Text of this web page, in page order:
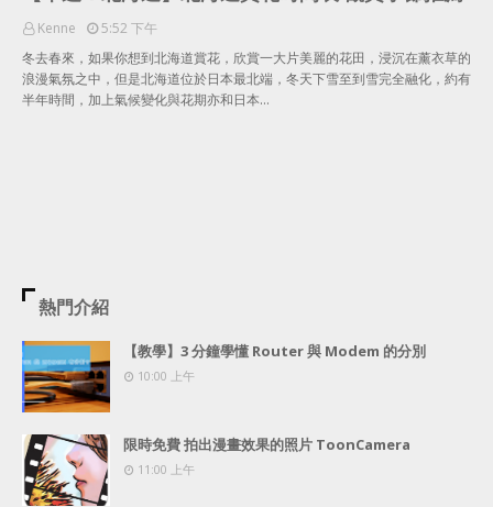
Kenne
5:52 下午
冬去春來，如果你想到北海道賞花，欣賞一大片美麗的花田，浸沉在薰衣草的
浪漫氣氛之中，但是北海道位於日本最北端，冬天下雪至到雪完全融化，約有
半年時間，加上氣候變化與花期亦和日本…
熱門介紹
【教學】3 分鐘學懂 Router 與 Modem 的分別
10:00 上午
限時免費 拍出漫畫效果的照片 ToonCamera
11:00 上午